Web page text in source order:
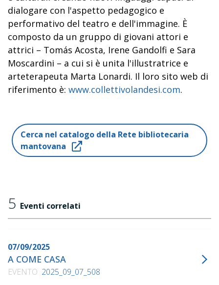
dialogare con l'aspetto pedagogico e
performativo del teatro e dell'immagine. È
composto da un gruppo di giovani attori e
attrici – Tomás Acosta, Irene Gandolfi e Sara
Moscardini – a cui si è unita l'illustratrice e
arteterapeuta Marta Lonardi. Il loro sito web di
riferimento è: www.collettivolandesi.com.
Cerca nel catalogo della Rete bibliotecaria
mantovana
5 Eventi correlati
07/09/2025
A COME CASA
EVENTO 2025_09_07_508